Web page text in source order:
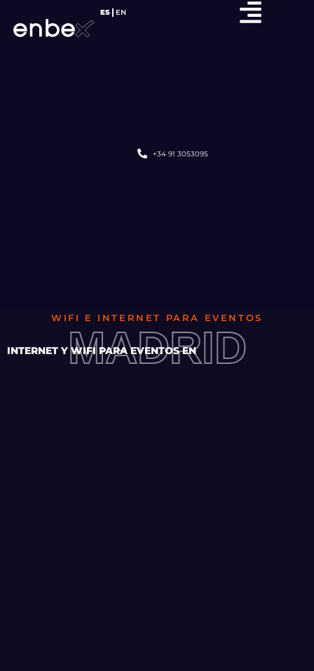
ES EN
+34 91 3053095
WIFI E INTERNET PARA EVENTOS
MADRID
INTERNET Y WIFI PARA EVENTOS EN